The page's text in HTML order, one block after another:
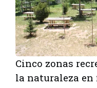
Cinco zonas
la naturaleza